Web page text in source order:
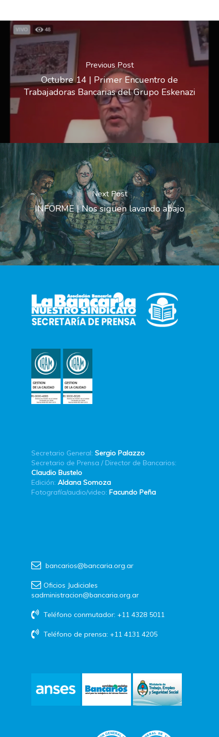
Previous Post
Octubre 14 | Primer Encuentro de
Trabajadoras Bancarias del Grupo Eskenazi
Next Post
INFORME | Nos siguen lavando abajo
Secretario General: Sergio Palazzo
Secretario de Prensa / Director de Bancarios:
Claudio Bustelo
Edición: Aldana Somoza
Fotografía/audio/video: Facundo Peña
bancarios@bancaria.org.ar
Oficios Judiciales
sadministracion@bancaria.org.ar
Teléfono conmutador: +11 4328 5011
Teléfono de prensa: +11 4131 4205